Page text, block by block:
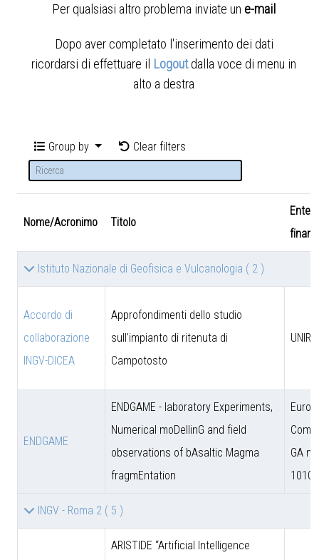
Per qualsiasi altro problema inviate un e-mail
Dopo aver completato l'inserimento dei dati
ricordarsi di effettuare il Logout dalla voce di menu in
alto a destra
Group by Clear filters
Nome/Acronimo Titolo
Ente
Istituto Nazionale di Geofisica e Vulcanologia ( 2 )
Accordo di
collaborazione
INGV-DICEA
Approfondimenti dello studio
sull'impianto di ritenuta di
Campotosto
ENDGAME
ENDGAME - laboratory Experiments,
Numerical moDellinG and field
observations of bAsaltic Magma
fragmEntation
GA n.
INGV - Roma 2 ( 5 )
ARISTIDE “Artificial Intelligence